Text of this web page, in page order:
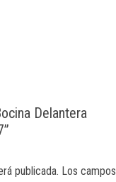
Delantera
publicada. Los campos